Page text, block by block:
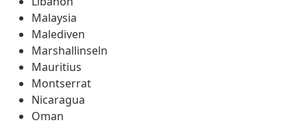
Malaysia
Malediven
Marshallinseln
Mauritius
Montserrat
Nicaragua
Oman